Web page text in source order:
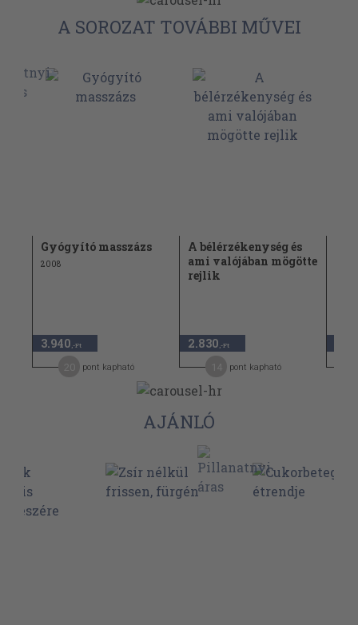
A SOROZAT TOVÁBBI MŰVEI
Gyógyító masszázs
2008
3.940 ,-Ft
pont kapható
A bélérzékenység és
ami valójában mögötte
rejlik
2.830 ,-Ft
pont kapható
AJÁNLÓ